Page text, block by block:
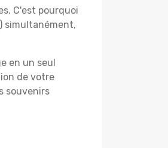
C'est pourquoi
simultanément,
en un seul
de votre
souvenirs